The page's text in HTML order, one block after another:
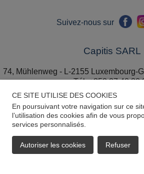
Suivez-nous sur
Capitis SARL
74, Mühlenweg - L-2155 Luxembourg-
Tél. +352 27 40 30
Email.
Horaires d'ouverture de
CE SITE UTILISE DES COOKIES
En poursuivant votre navigation sur ce
l’utilisation des cookies afin de vous
services personnalisés.
Autoriser les cookies Refuser